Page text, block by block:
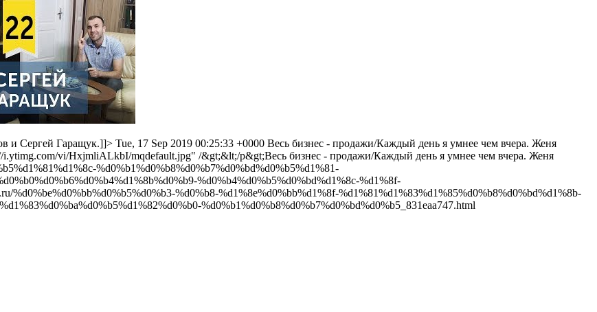
и Сергей Гаращук.]]> Tue, 17 Sep 2019 00:25:33 +0000 Весь бизнес - продажи/Каждый день я умнее чем вчера. Женя
vi/HxjmliALkbI/mqdefault.jpg" /&gt;&lt;/p&gt;Весь бизнес - продажи/Каждый день я умнее чем вчера. Женя
%d0%b1%d0%b8%d0%b7%d0%bd%d0%b5%d1%81-
%d0%b4%d0%b5%d0%bd%d1%8c-%d1%8f-
%d0%be%d0%bb%d0%b5%d0%b3-%d0%b8-%d1%8e%d0%bb%d1%8f-%d1%81%d1%83%d1%85%d0%b8%d0%bd%d1%8b-
%d0%b1%d0%b8%d0%b7%d0%bd%d0%b5_831eaa747.html